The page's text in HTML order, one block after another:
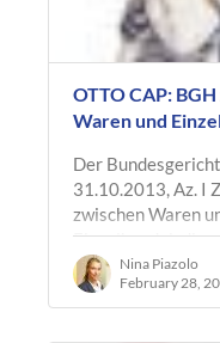
OTTO CAP:
Waren und
Der
31.10.2013, Az. I
zwischen Waren
Seitdem auch…
Nina Piazolo
February 28,